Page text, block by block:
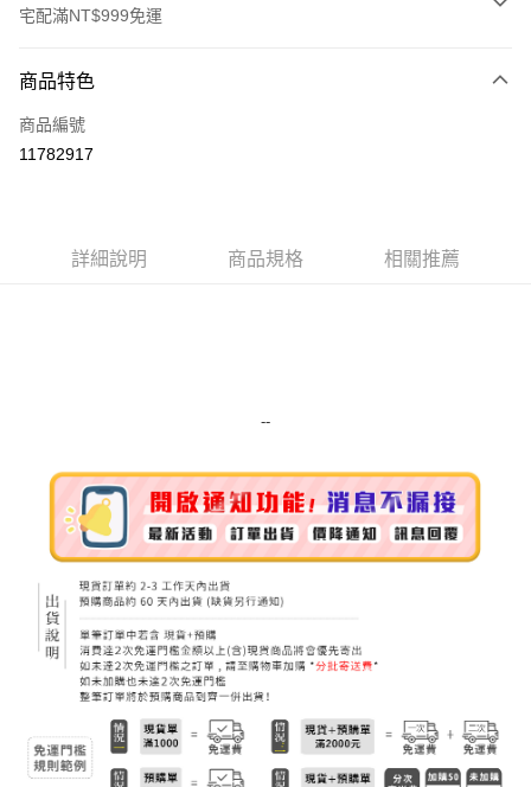
宅配滿NT$999免運
信用卡一次付款
LINE Pay
每筆NT$100，滿NT$999(含以上)免運費
離島宅配（澎湖、金門、馬祖、小琉球）
每筆NT$250，滿NT$3,000(含以上)免運費
付款後門市自取
免運費
商品特色
商品編號
11782917
詳細說明 商品規格 相關推薦
--